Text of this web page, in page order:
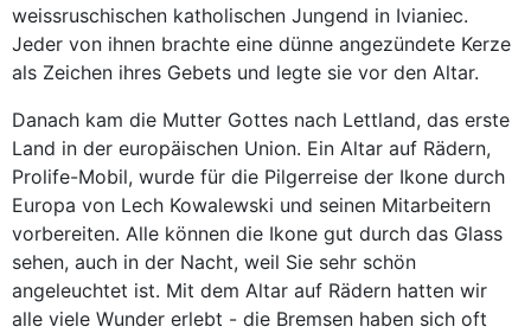
weissruschischen katholischen Jungend in Ivianiec.
Jeder von ihnen brachte eine dünne angezündete Kerze
als Zeichen ihres Gebets und legte sie vor den Altar.
Danach kam die Mutter Gottes nach Lettland, das erste
Land in der europäischen Union. Ein Altar auf Rädern,
Prolife-Mobil, wurde für die Pilgerreise der Ikone durch
Europa von Lech Kowalewski und seinen Mitarbeitern
vorbereiten. Alle können die Ikone gut durch das Glass
sehen, auch in der Nacht, weil Sie sehr schön
angeleuchtet ist. Mit dem Altar auf Rädern hatten wir
alle viele Wunder erlebt - die Bremsen haben sich oft